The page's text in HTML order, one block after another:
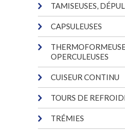
TAMISEUSES,
CAPSULEUSES
OPERCULEUSES
CUISEUR CONTINU
TOURS DE
TRÉMIES